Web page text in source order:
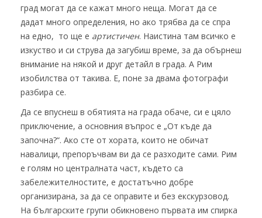
град могат да се кажат много неща. Могат да се
дадат много определения, но ако трябва да се спра
на едно, то ще е артистичен. Наистина там всичко е
изкуство и си струва да загубиш време, за да обърнеш
внимание на някой и друг детайл в града. А Рим
изобилства от такива. Е, поне за двама фотографи
разбира се.
Да се впуснеш в обятията на града обаче, си е цяло
приключение, а основния въпрос е „От къде да
започна?“. Ако сте от хората, които не обичат
навалици, препоръчвам ви да се разходите сами. Рим
е голям но централната част, където са
забележителностите, е достатъчно добре
организирана, за да се оправите и без екскурзовод.
На българските групи обикновено първата им спирка